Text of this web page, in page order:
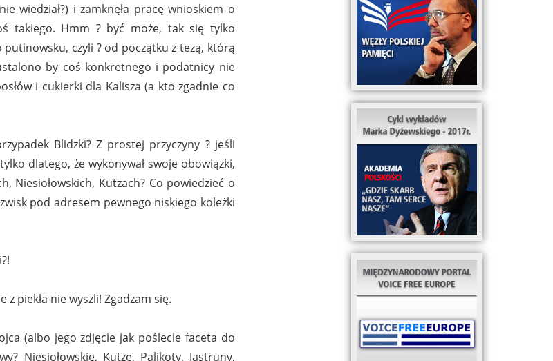
wiedział?) i zamknęła pracę wnioskiem o
takiego. Hmm ? być może, tak się tylko
putinowsku, czyli ? od początku z tezą, którą
by coś konkretnego i podatnicy nie
i cukierki dla Kalisza (a kto zgadnie co
Blidzki? Z prostej przyczyny ? jeśli
dlatego, że wykonywał swoje obowiązki,
Niesiołowskich, Kutzach? Co powiedzieć o
pod adresem pewnego niskiego koleżki
piekła nie wyszli! Zgadzam się.
(albo jego zdjęcie jak poślecie faceta do
Niesiołowskie, Kutze, Palikoty, Jastruny,